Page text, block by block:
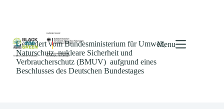
Menu
Gefördert vom Bundesministerium für Umwelt,
Naturschutz, nukleare Sicherheit und
Verbraucherschutz (BMUV) aufgrund eines
Beschlusses des Deutschen Bundestages